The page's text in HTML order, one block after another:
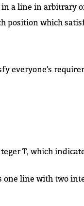
in a line in arbitrary
position which
everyone's
T, which
one line with two